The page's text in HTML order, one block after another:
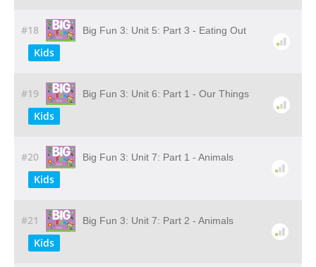
#18 Big Fun 3: Unit 5: Part 3 - Eating Out
Kids
#19 Big Fun 3: Unit 6: Part 1 - Our Things
Kids
#20 Big Fun 3: Unit 7: Part 1 - Animals
Kids
#21 Big Fun 3: Unit 7: Part 2 - Animals
Kids